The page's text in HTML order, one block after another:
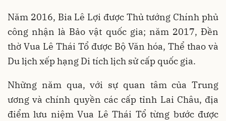
Năm 2016, Bia Lê Lợi được Thủ tướng Chính phủ
công nhận là Bảo vật quốc gia; năm 2017, Đền
thờ Vua Lê Thái Tổ được Bộ Văn hóa, Thể thao và
Du lịch xếp hạng Di tích lịch sử cấp quốc gia.
Những năm qua, với sự quan tâm của Trung
ương và chính quyền các cấp tỉnh Lai Châu, địa
điểm lưu niệm Vua Lê Thái Tổ từng bước được